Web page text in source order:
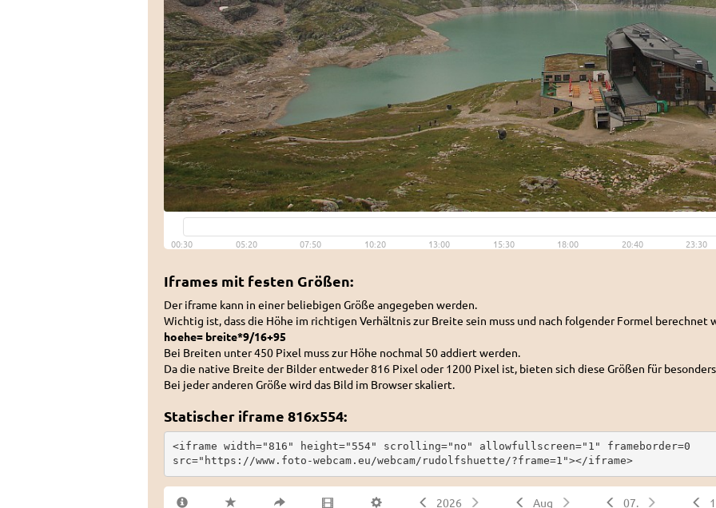
Iframes mit festen Größen:
Der iframe kann in einer beliebigen Größe angegeben werden.
Wichtig ist, dass die Höhe im richtigen Verhältnis zur Breite sein muss und nach folgender Formel berechnet
hoehe= breite*9/16+95
Bei Breiten unter 450 Pixel muss zur Höhe nochmal 50 addiert werden.
Da die native Breite der Bilder entweder 816 Pixel oder 1200 Pixel ist, bieten sich diese Größen für
Bei jeder anderen Größe wird das Bild im Browser skaliert.
Statischer iframe 816x554:
<iframe width="816" height="554" scrolling="no" allowfullscreen="1" frameborder=0
src="https://www.foto-webcam.eu/webcam/rudolfshuette/?frame=1"></iframe>